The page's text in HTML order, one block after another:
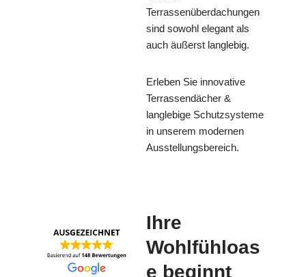
Terrassenüberdachungen
sind sowohl elegant als
auch äußerst langlebig.
Erleben Sie innovative
Terrassendächer &
langlebige Schutzsysteme
in unserem modernen
Ausstellungsbereich.
Ihre
Wohlfühloas
e beginnt